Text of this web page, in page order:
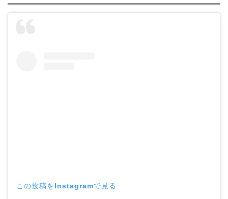
この投稿をInstagramで見る